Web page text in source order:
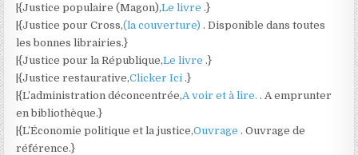
|{Justice populaire (Magon),Le livre.}
|{Justice pour Cross,(la couverture). Disponible dans toutes
les bonnes librairies.}
|{Justice pour la République,Le livre.}
|{Justice restaurative,Clicker Ici.}
|{L’administration déconcentrée,A voir et à lire.. A emprunter
en bibliothèque.}
|{L’Économie politique et la justice,Ouvrage. Ouvrage de
référence.}